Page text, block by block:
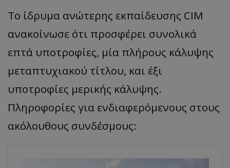
Το ίδρυμα ανώτερης εκπαίδευσης CIM
ανακοίνωσε ότι προσφέρει συνολικά
επτά υποτροφίες, μία πλήρους κάλυψης
μεταπτυχιακού τίτλου, και έξι
υποτροφίες μερικής κάλυψης.
Πληροφορίες για ενδιαφερόμενους στους
ακόλουθους συνδέσμους: